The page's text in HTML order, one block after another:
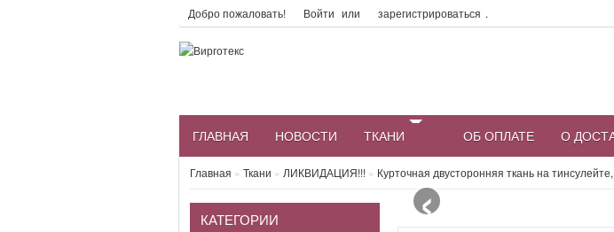
Добро пожаловать! Войти или зарегистрироваться .
ГЛАВНАЯ НОВОСТИ ТКАНИ ОБ ОПЛАТЕ О
Главная » Ткани » ЛИКВИДАЦИЯ!!! » Курточная двусторонняя ткань на
КАТЕГОРИИ ‹